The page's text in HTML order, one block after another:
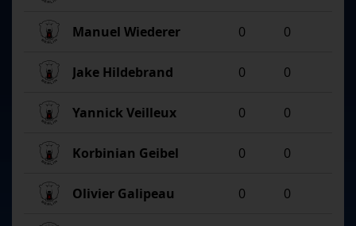
Manuel Wiederer 0 0
Jake Hildebrand 0 0
Yannick Veilleux 0 0
Korbinian Geibel 0 0
Olivier Galipeau 0 0